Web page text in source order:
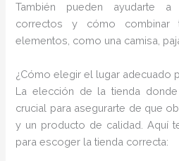
También pueden ayudarte
correctos y cómo
elementos, como una camisa,
¿Cómo elegir el lugar adecuado
La elección de la tienda
crucial para asegurarte de que
y un producto de calidad. Aquí
para escoger la tienda correcta: